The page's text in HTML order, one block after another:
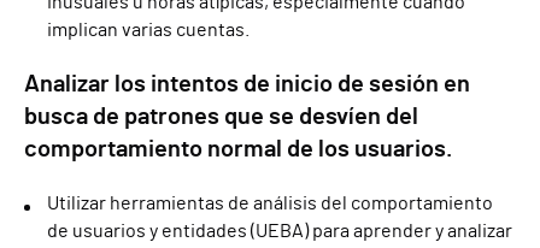
implican varias cuentas.
Analizar los intentos de inicio de sesión en
busca de patrones que se desvíen del
comportamiento normal de los usuarios.
Utilizar herramientas de análisis del comportamiento
de usuarios y entidades (UEBA) para aprender y analizar